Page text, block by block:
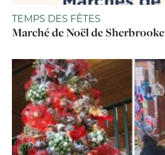
TEMPS DES FÊTES
Marché de Noël de Sherbrooke